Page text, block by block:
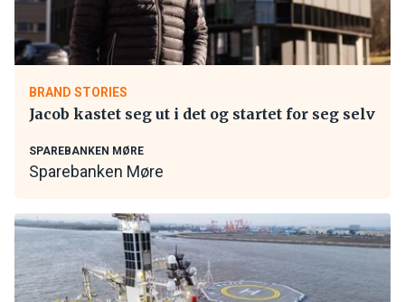
BRAND STORIES
Jacob kastet seg ut i det og startet for seg selv
SPAREBANKEN MØRE
Sparebanken Møre